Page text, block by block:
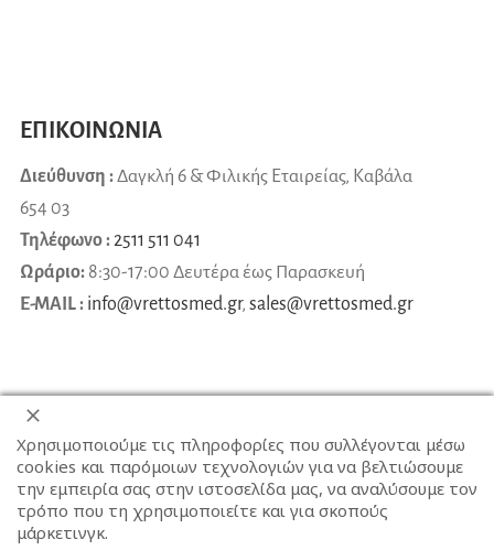
ΕΠΙΚΟΙΝΩΝΙΑ
Διεύθυνση :Δαγκλή 6 & Φιλικής Εταιρείας, Καβάλα
654 03
Τηλέφωνο :2511 511 041
Ωράριο: 8:30-17:00 Δευτέρα έως Παρασκευή
E-MAIL : info@vrettosmed.gr, sales@vrettosmed.gr
Χρησιμοποιούμε τις πληροφορίες που συλλέγονται μέσω
cookies και παρόμοιων τεχνολογιών για να βελτιώσουμε
την εμπειρία σας στην ιστοσελίδα μας, να αναλύσουμε τον
τρόπο που τη χρησιμοποιείτε και για σκοπούς
μάρκετινγκ.